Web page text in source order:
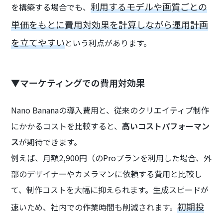
を構築する場合でも、利用するモデルや画質ごとの
単価をもとに費用対効果を計算しながら運用計画
を立てやすいという利点があります。
▼マーケティングでの費用対効果
Nano Bananaの導入費用と、従来のクリエイティブ制作
にかかるコストを比較すると、 高いコストパフォーマン
スが期待できます。
例えば、月額2,900円（のProプランを利用した場合、外
部のデザイナーやカメラマンに依頼する費用と比較し
て、制作コストを大幅に抑えられます。生成スピードが
速いため、社内での作業時間も削減されます。初期投